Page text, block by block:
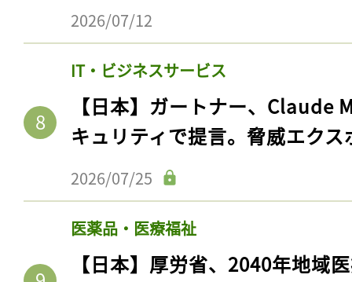
2026/07/12
IT・ビジネスサービス
【日本】ガートナー、Claude
キュリティで提言。脅威エク
2026/07/25
医薬品・医療福祉
【日本】厚労省、2040年地域